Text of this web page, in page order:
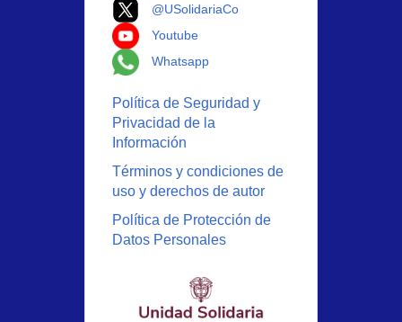
@USolidariaCo
Youtube
Whatsapp
Política de Seguridad y
Privacidad de la
Información
Términos y condiciones de
uso y derechos de autor
Política de Protección de
Datos Personales